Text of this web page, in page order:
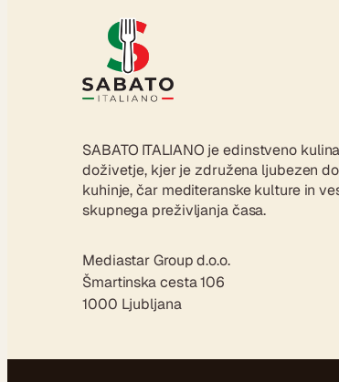
SABATO ITALIANO je edinstveno
doživetje, kjer je združena ljubezen
kuhinje, čar mediteranske kulture in
skupnega preživljanja časa.
Mediastar Group d.o.o.
Šmartinska cesta 106
1000 Ljubljana